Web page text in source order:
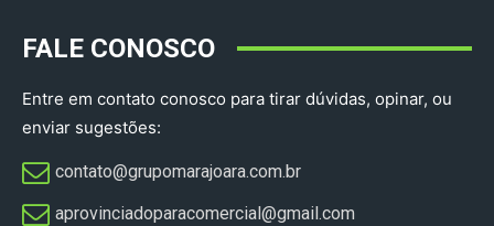
FALE CONOSCO
Entre em contato conosco para tirar dúvidas, opinar, ou
enviar sugestões:
contato@grupomarajoara.com.br
aprovinciadoparacomercial@gmail.com​